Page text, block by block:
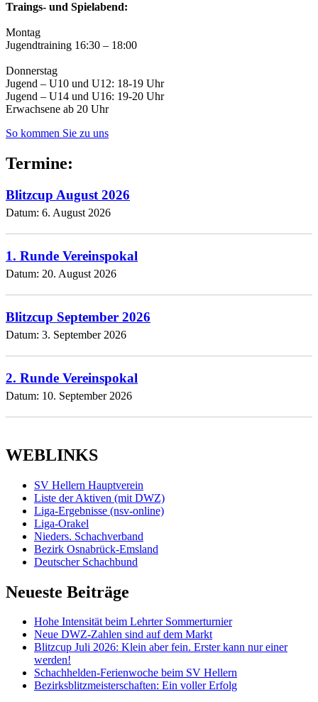
Traings- und Spielabend:
Montag
Jugendtraining 16:30 – 18:00
Donnerstag
Jugend – U10 und U12: 18-19 Uhr
Jugend – U14 und U16: 19-20 Uhr
Erwachsene ab 20 Uhr
So kommen Sie zu uns
Termine:
Blitzcup August 2026
Datum: 6. August 2026
1. Runde Vereinspokal
Datum: 20. August 2026
Blitzcup September 2026
Datum: 3. September 2026
2. Runde Vereinspokal
Datum: 10. September 2026
WEBLINKS
SV Hellern Hauptverein
Liste der Aktiven (mit DWZ)
Liga-Ergebnisse (nsv-online)
Liga-Orakel
Nieders. Schachverband
Bezirk Osnabrück-Emsland
Deutscher Schachbund
Neueste Beiträge
Hohe Intensität beim Lehrter Sommerturnier
Neue DWZ-Zahlen sind auf dem Markt
Blitzcup Juli 2026: Klein aber fein. Erster kann nur einer
werden!
Schachhelden-Ferienwoche beim SV Hellern
Bezirksblitzmeisterschaften: Ein voller Erfolg